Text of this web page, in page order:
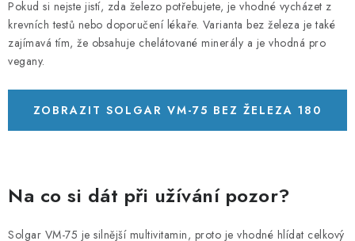
Pokud si nejste jistí, zda železo potřebujete, je vhodné vycházet z
krevních testů nebo doporučení lékaře. Varianta bez železa je také
zajímavá tím, že obsahuje chelátované minerály a je vhodná pro
vegany.
ZOBRAZIT SOLGAR VM-75 BEZ ŽELEZA 180
Na co si dát při užívání pozor?
Solgar VM-75 je silnější multivitamin, proto je vhodné hlídat celkový